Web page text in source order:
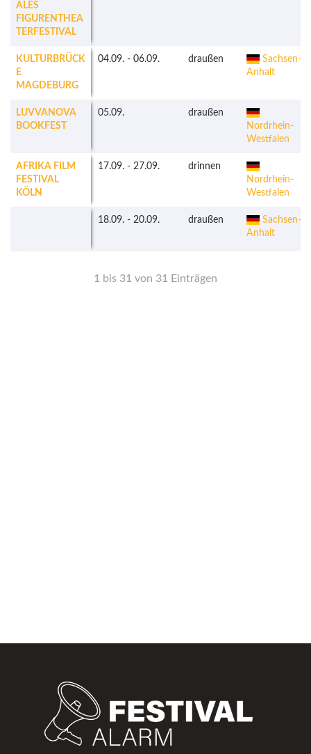
ALES
FIGURENTHEA
TERFESTIVAL
KULTURBRÜCK
E
MAGDEBURG
04.09. - 06.09. draußen
Sachsen-
Anhalt
LUVVANOVA
BOOKFEST
05.09.
draußen
Nordrhein-
Westfalen
AFRIKA FILM
FESTIVAL
KÖLN
17.09. - 27.09.
drinnen
Nordrhein-
Westfalen
18.09. - 20.09. draußen
Sachsen-
Anhalt
1 bis 31 von 31 Einträgen